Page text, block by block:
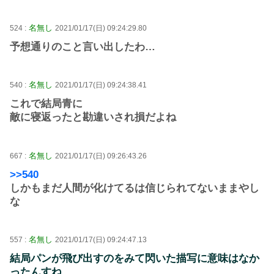
524 : 名無し 2021/01/17(日) 09:24:29.80
予想通りのこと言い出したわ…
540 : 名無し 2021/01/17(日) 09:24:38.41
これで結局青に
敵に寝返ったと勘違いされ損だよね
667 : 名無し 2021/01/17(日) 09:26:43.26
>>540
しかもまだ人間が化けてるは信じられてないままやし
な
557 : 名無し 2021/01/17(日) 09:24:47.13
結局パンが飛び出すのをみて閃いた描写に意味はなか